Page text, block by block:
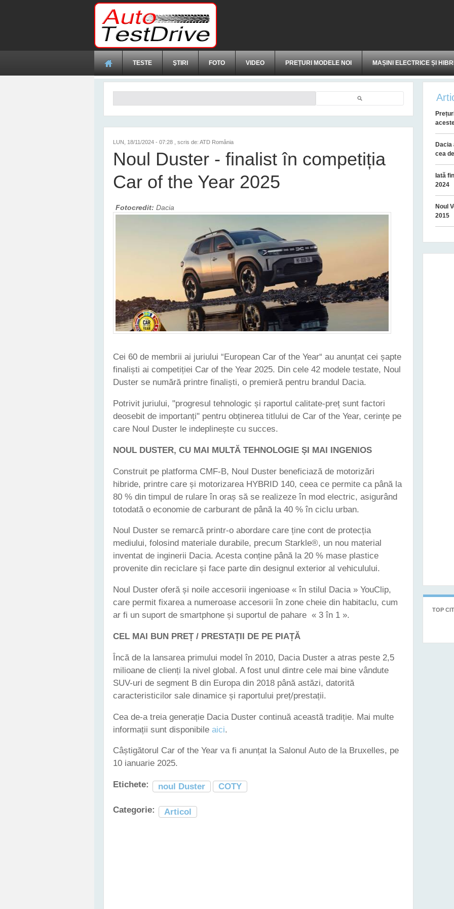
TESTE ŞTIRI FOTO VIDEO PREȚURI MODELE NOI MAȘINI ELECTRICE ȘI
LUN, 18/11/2024 - 07:28 , scris de: ATD România
Noul Duster - finalist în competiția
Car of the Year 2025
Fotocredit: Dacia
Cei 60 de membrii ai juriului “European Car of the Year“ au anunțat cei șapte
finaliști ai competiției Car of the Year 2025. Din cele 42 modele testate, Noul
Duster se numără printre finaliști, o premieră pentru brandul Dacia.
Potrivit juriului, "progresul tehnologic și raportul calitate-preț sunt factori
deosebit de importanți" pentru obținerea titlului de Car of the Year, cerințe pe
care Noul Duster le indeplinește cu succes.
NOUL DUSTER, CU MAI MULTĂ TEHNOLOGIE ȘI MAI INGENIOS
Construit pe platforma CMF-B, Noul Duster beneficiază de motorizări
hibride, printre care și motorizarea HYBRID 140, ceea ce permite ca până la
80 % din timpul de rulare în oraș să se realizeze în mod electric, asigurând
totodată o economie de carburant de până la 40 % în ciclu urban.
Noul Duster se remarcă printr-o abordare care ține cont de protecția
mediului, folosind materiale durabile, precum Starkle®, un nou material
inventat de inginerii Dacia. Acesta conține până la 20 % mase plastice
provenite din reciclare și face parte din designul exterior al vehiculului.
Noul Duster oferă și noile accesorii ingenioase « în stilul Dacia » YouClip,
care permit fixarea a numeroase accesorii în zone cheie din habitaclu, cum
ar fi un suport de smartphone și suportul de pahare « 3 în 1 ».
CEL MAI BUN PREȚ / PRESTAȚII DE PE PIAȚĂ
Încă de la lansarea primului model în 2010, Dacia Duster a atras peste 2,5
milioane de clienți la nivel global. A fost unul dintre cele mai bine vândute
SUV-uri de segment B din Europa din 2018 până astăzi, datorită
caracteristicilor sale dinamice și raportului preț/prestații.
Cea de-a treia generație Dacia Duster continuă această tradiție. Mai multe
informații sunt disponibile aici.
Câștigătorul Car of the Year va fi anunțat la Salonul Auto de la Bruxelles, pe
10 ianuarie 2025.
Etichete: noul Duster COTY
Categorie: Articol
Dacia
cea
Iată
2024
Noul
2015
TOP